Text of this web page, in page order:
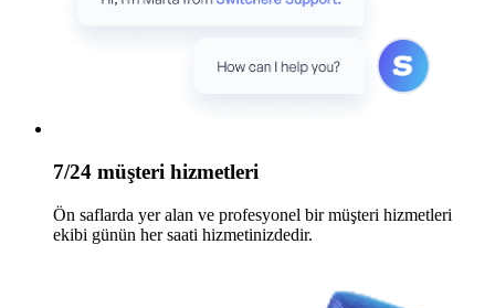
7/24 müşteri hizmetleri
Ön saflarda yer alan ve profesyonel bir müşteri hizmetleri
ekibi günün her saati hizmetinizdedir.